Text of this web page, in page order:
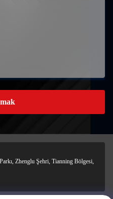
Zhenglu Şehri, Tianning Bölgesi,